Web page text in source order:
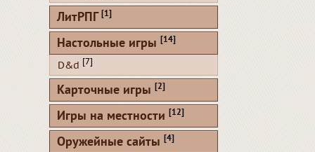
ЛитРПГ [1]
Настольные игры [14]
D&d [7]
Карточные игры [2]
Игры на местности [12]
Оружейные сайты [4]